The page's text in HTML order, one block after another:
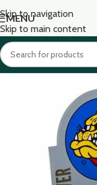
Skip to navigation
Skip to main content
MENU